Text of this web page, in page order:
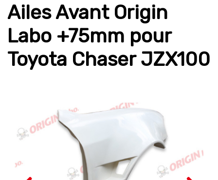
Ailes Avant Origin
Labo +75mm pour
Toyota Chaser JZX100